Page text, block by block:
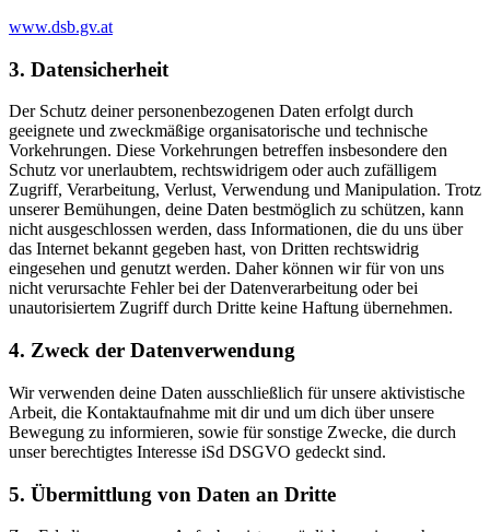
www.dsb.gv.at
3. Datensicherheit
Der Schutz deiner personenbezogenen Daten erfolgt durch
geeignete und zweckmäßige organisatorische und technische
Vorkehrungen. Diese Vorkehrungen betreffen insbesondere den
Schutz vor unerlaubtem, rechtswidrigem oder auch zufälligem
Zugriff, Verarbeitung, Verlust, Verwendung und Manipulation. Trotz
unserer Bemühungen, deine Daten bestmöglich zu schützen, kann
nicht ausgeschlossen werden, dass Informationen, die du uns über
das Internet bekannt gegeben hast, von Dritten rechtswidrig
eingesehen und genutzt werden. Daher können wir für von uns
nicht verursachte Fehler bei der Datenverarbeitung oder bei
unautorisiertem Zugriff durch Dritte keine Haftung übernehmen.
4. Zweck der Datenverwendung
Wir verwenden deine Daten ausschließlich für unsere aktivistische
Arbeit, die Kontaktaufnahme mit dir und um dich über unsere
Bewegung zu informieren, sowie für sonstige Zwecke, die durch
unser berechtigtes Interesse iSd DSGVO gedeckt sind.
5. Übermittlung von Daten an Dritte